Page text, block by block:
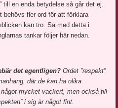
till en enda betydelse så går det ej.
behövs fler ord för att förklara
kan tro. Så med detta i
tankar följer här nedan.
det egentligen? Ordet ”respekt”
där de kan ha olika
mycket vackert, men också till
i sig är något fint.